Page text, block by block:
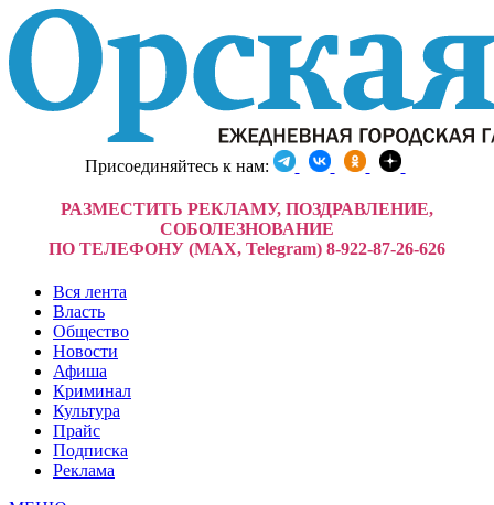
Присоединяйтесь к нам:
РАЗМЕСТИТЬ РЕКЛАМУ, ПОЗДРАВЛЕНИЕ,
СОБОЛЕЗНОВАНИЕ
ПО ТЕЛЕФОНУ (MAX, Telegram) 8-922-87-26-626
Вся лента
Власть
Общество
Новости
Афиша
Криминал
Культура
Прайс
Подписка
Реклама